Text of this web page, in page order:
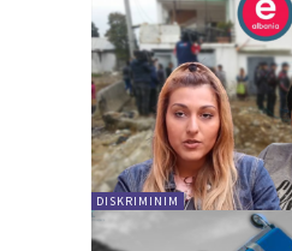
DISKRIMINIM